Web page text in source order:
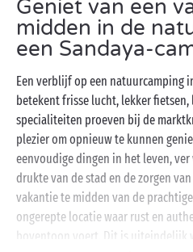
Geniet van een
midden in de
een Sandaya-
Een verblijf op een natuurcamping
betekent frisse lucht, lekker fietsen,
specialiteiten proeven bij de
plezier om opnieuw te kunnen
eenvoudige dingen in het leven, ver
drukte van de stad en de zorgen
vakantie te midden van de
ongerepte locatie waar rust en
boventoon voert. Dit is uiteindelijk